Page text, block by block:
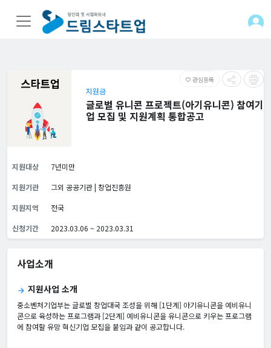
favorite_border 관심등록
지원금
글로벌 유니콘 프로젝트(아기유니콘) 참여기
업 모집 및 지원계획 통합공고
지원대상
7년미만
지원기관
그외 공공기관 | 창업진흥원
지원지역
전국
신청기간
2023.03.06 ~ 2023.03.31
사업소개
arrow_forward 지원사업 소개
중소벤처기업부는 글로벌 창업대국 조성을 위해 [1단계] 아기유니콘을 예비유니
콘으로 육성하는 프로그램과 [2단계] 예비유니콘을 유니콘으로 키우는 프로그램
에 참여할 유망 혁신기업 모집을 붙임과 같이 공고합니다.